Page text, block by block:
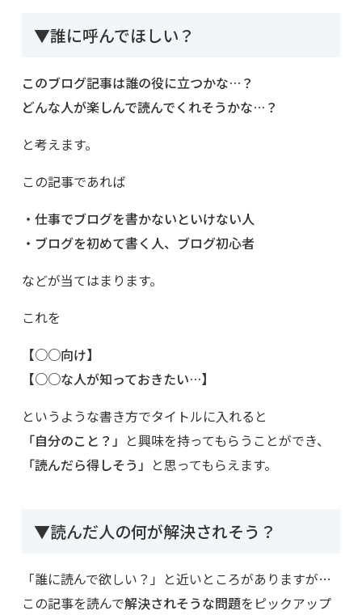
▼誰に呼んでほしい？
このブログ記事は誰の役に立つかな…？
どんな人が楽しんで読んでくれそうかな…？
と考えます。
この記事であれば
・仕事でブログを書かないといけない人
・ブログを初めて書く人、ブログ初心者
などが当てはまります。
これを
【○○向け】
【○○な人が知っておきたい…】
というような書き方でタイトルに入れると
「自分のこと？」 と興味を持ってもらうことができ、
「読んだら得しそう」 と思ってもらえます。
▼読んだ人の何が解決されそう？
「誰に読んで欲しい？」と近いところがありますが…
この記事を読んで解決されそうな問題をピックアップ